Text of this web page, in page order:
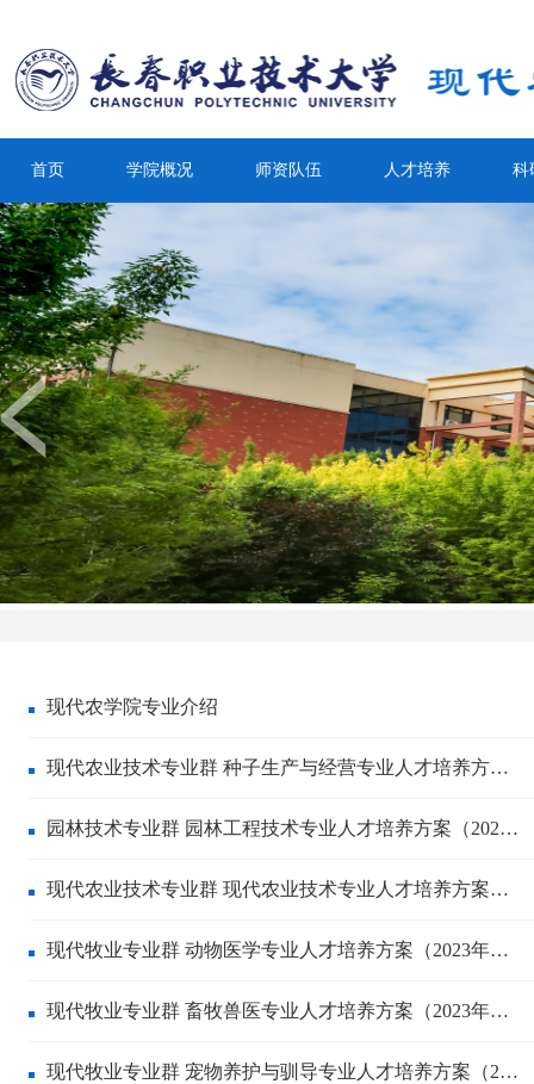
首页 学院概况 师资队伍 人才培养 科
现代农学院专业介绍
现代农业技术专业群 种子生产与经营专业人才培养方…
园林技术专业群 园林工程技术专业人才培养方案（202…
现代农业技术专业群 现代农业技术专业人才培养方案…
现代牧业专业群 动物医学专业人才培养方案（2023年…
现代牧业专业群 畜牧兽医专业人才培养方案（2023年…
现代牧业专业群 宠物养护与驯导专业人才培养方案（2…